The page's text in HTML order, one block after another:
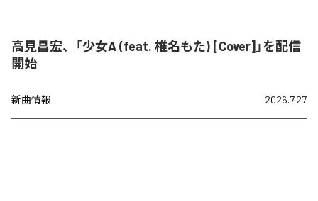
高見昌宏、「少女A (feat. 椎名もた) [Cover]」を配信
開始
新曲情報 2026.7.27